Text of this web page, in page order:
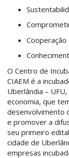
Cooperação
O Centro de
CIAEM é a
Uberlândia –
economia, que
desenvolvimento
e promover a
seu primeiro
cidade de
empresas